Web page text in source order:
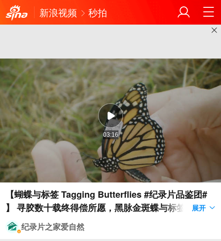
新浪视频 秒拍
03:16
【蝴蝶与标签 Tagging Butterflies #纪录片品鉴团#
】 寻胶数十载终得偿所愿，黑脉金斑蝶与标签难题攻
克记！ 为追踪黑脉金斑蝶的万里归途，科学家耗时十
余载试遍百胶。直至杂货店不干胶偶然登场，轻如蝉
展开
纪录片之家爱自然